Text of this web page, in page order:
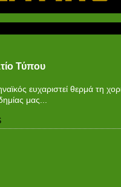
Τύπου
ευχαριστεί θερμά τη
μας...